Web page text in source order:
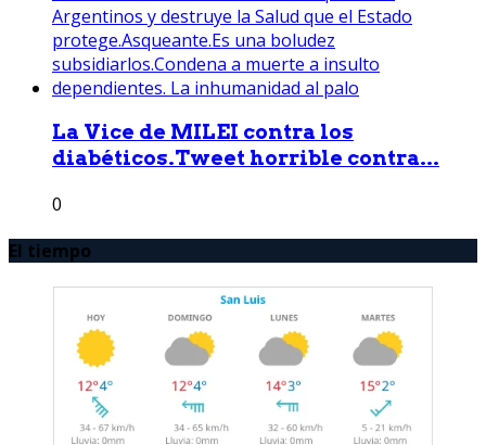
La Vice de MILEI contra los
diabéticos.Tweet horrible contra...
0
El tiempo